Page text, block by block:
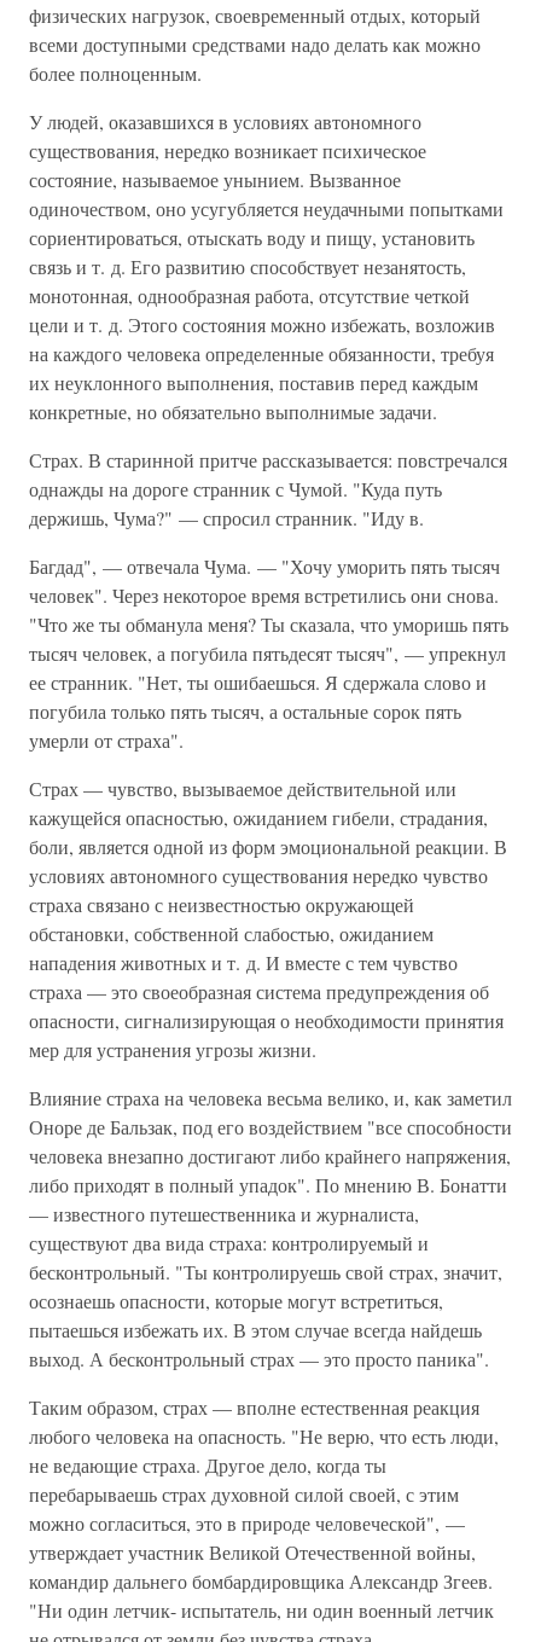
физических нагрузок, своевременный отдых, который
всеми доступными средствами надо делать как можно
более полноценным.
У людей, оказавшихся в условиях автономного
существования, нередко возникает психическое
состояние, называемое унынием. Вызванное
одиночеством, оно усугубляется неудачными попытками
сориентироваться, отыскать воду и пищу, установить
связь и т. д. Его развитию способствует незанятость,
монотонная, однообразная работа, отсутствие четкой
цели и т. д. Этого состояния можно избежать, возложив
на каждого человека определенные обязанности, требуя
их неуклонного выполнения, поставив перед каждым
конкретные, но обязательно выполнимые задачи.
Страх. В старинной притче рассказывается: повстречался
однажды на дороге странник с Чумой. "Куда путь
держишь, Чума?" — спросил странник. "Иду в.
Багдад", — отвечала Чума. — "Хочу уморить пять тысяч
человек". Через некоторое время встретились они снова.
"Что же ты обманула меня? Ты сказала, что уморишь пять
тысяч человек, а погубила пятьдесят тысяч", — упрекнул
ее странник. "Нет, ты ошибаешься. Я сдержала слово и
погубила только пять тысяч, а остальные сорок пять
умерли от страха".
Страх — чувство, вызываемое действительной или
кажущейся опасностью, ожиданием гибели, страдания,
боли, является одной из форм эмоциональной реакции. В
условиях автономного существования нередко чувство
страха связано с неизвестностью окружающей
обстановки, собственной слабостью, ожиданием
нападения животных и т. д. И вместе с тем чувство
страха — это своеобразная система предупреждения об
опасности, сигнализирующая о необходимости принятия
мер для устранения угрозы жизни.
Влияние страха на человека весьма велико, и, как заметил
Оноре де Бальзак, под его воздействием "все способности
человека внезапно достигают либо крайнего напряжения,
либо приходят в полный упадок". По мнению В. Бонатти
— известного путешественника и журналиста,
существуют два вида страха: контролируемый и
бесконтрольный. "Ты контролируешь свой страх, значит,
осознаешь опасности, которые могут встретиться,
пытаешься избежать их. В этом случае всегда найдешь
выход. А бесконтрольный страх — это просто паника".
Таким образом, страх — вполне естественная реакция
любого человека на опасность. "Не верю, что есть люди,
не ведающие страха. Другое дело, когда ты
перебарываешь страх духовной силой своей, с этим
можно согласиться, это в природе человеческой", —
утверждает участник Великой Отечественной войны,
командир дальнего бомбардировщика Александр Згеев.
"Ни один летчик- испытатель, ни один военный летчик